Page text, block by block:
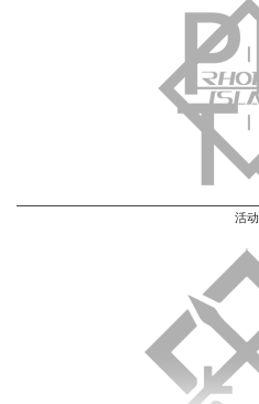
活动